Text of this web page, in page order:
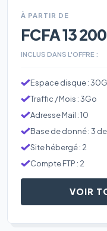
À PARTIR DE
FCFA 13 200
INCLUS DANS L'OFFRE :
Espace disque :
Traffic / Mois : 3Go
Adresse Mail : 10
Base de donné : 3
Site hébergé : 2
Compte FTP : 2
VOIR